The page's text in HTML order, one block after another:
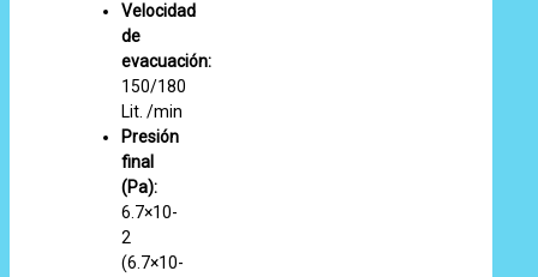
Velocidad
de
evacuación:
150/180
Lit. /min
Presión
final
(Pa):
6.7×10-
2
(6.7×10-